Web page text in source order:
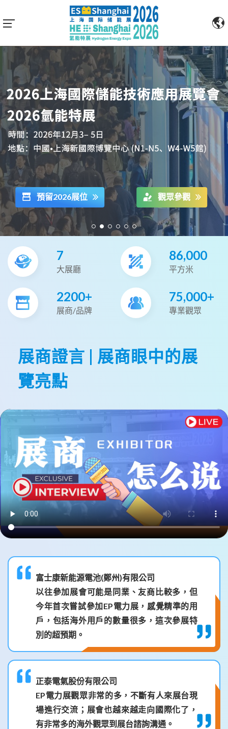
預留2026展位 觀眾參觀
7
大展廳
86,000
平方米
2200+
展商/品牌
75,000+
專業觀眾
展商證言 | 展商眼中的展
覽亮點
富士康新能源電池(鄭州)有限公司
以往參加展會可能是同業、友商比較多，但
今年首次嘗試參加EP電力展，感覺精準的用
戶，包括海外用戶的數量很多，這次參展特
別的超預期。
正泰電氣股份有限公司
EP電力展觀眾非常的多，不斷有人來展台現
場進行交流；展會也越來越走向國際化了，
有非常多的海外觀眾到展台諮詢溝通。